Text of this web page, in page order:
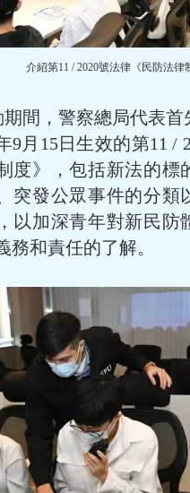
介紹第11 / 2020號法律《民防法
期間，警察總局代表
9月15日生效的第11 /
度》，包括新法的標
突發公眾事件的分類
以加深青年對新民防
務和責任的了解。